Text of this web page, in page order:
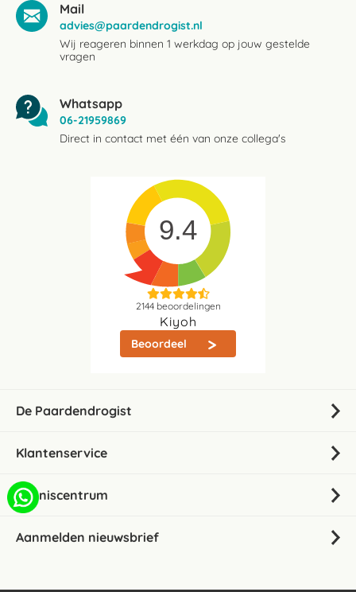
Mail
advies@paardendrogist.nl
Wij reageren binnen 1 werkdag op jouw gestelde
vragen
Whatsapp
06-21959869
Direct in contact met één van onze collega's
9.4
2144beoordelingen
Kiyoh
Beoordeel
De Paardendrogist
Klantenservice
Kenniscentrum
Aanmelden nieuwsbrief